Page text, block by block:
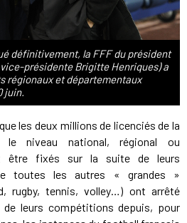
définitivement, la FFF du président
présidente Brigitte Henriques) a
régionaux et départementaux
juin.
les deux millions de licenciés de la
le niveau national, régional ou
être fixés sur la suite de leurs
toutes les autres « grandes »
rugby, tennis, volley…) ont arrêté
de leurs compétitions depuis, pour